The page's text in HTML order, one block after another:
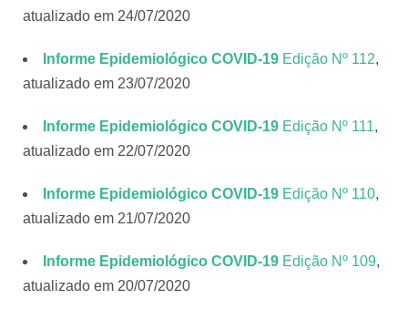
atualizado em 24/07/2020
Informe Epidemiológico COVID-19 Edição Nº 112,
atualizado em 23/07/2020
Informe Epidemiológico COVID-19 Edição Nº 111,
atualizado em 22/07/2020
Informe Epidemiológico COVID-19 Edição Nº 110,
atualizado em 21/07/2020
Informe Epidemiológico COVID-19 Edição Nº 109,
atualizado em 20/07/2020